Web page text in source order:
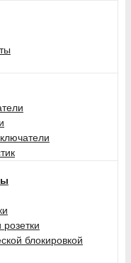
блокировкой